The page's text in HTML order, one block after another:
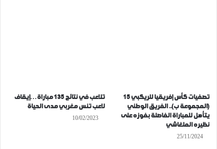
تصفيات كأس إفريقيا للريكبي 15
(المجموعة ب).. الفريق الوطني
يتأهل للمباراة الفاصلة بفوزه على
نظيره الملغاشي
25/11/2024
تلاعب في نتائج 135 مباراة…إيقاف
لاعب تنس مغربي مدى الحياة
10/02/2023